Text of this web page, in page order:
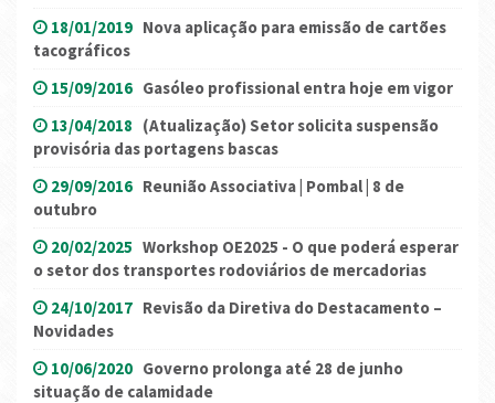
18/01/2019 Nova aplicação para emissão de cartões
tacográficos
15/09/2016 Gasóleo profissional entra hoje em vigor
13/04/2018 (Atualização) Setor solicita suspensão
provisória das portagens bascas
29/09/2016 Reunião Associativa | Pombal | 8 de
outubro
20/02/2025 Workshop OE2025 - O que poderá esperar
o setor dos transportes rodoviários de mercadorias
24/10/2017 Revisão da Diretiva do Destacamento –
Novidades
10/06/2020 Governo prolonga até 28 de junho
situação de calamidade